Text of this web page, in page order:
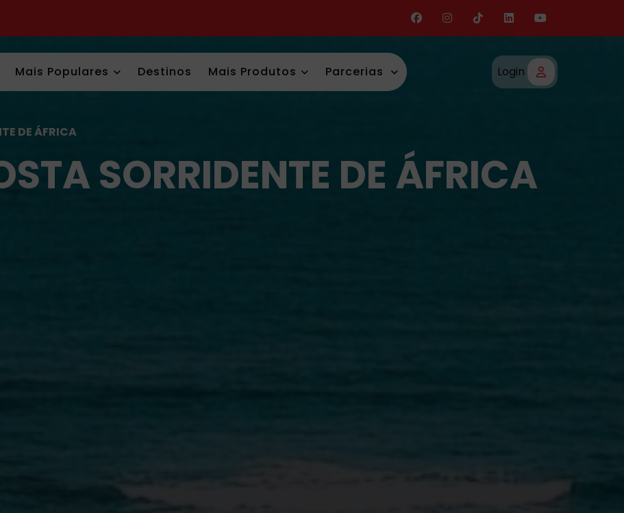
Mais Populares Destinos Mais Produtos Parcerias Login
DE ÁFRICA
SORRIDENTE DE ÁFRICA